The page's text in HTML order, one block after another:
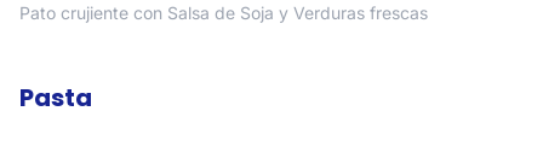
Pato crujiente con Salsa de Soja y Verduras frescas
Pasta